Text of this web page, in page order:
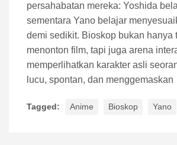
persahabatan mereka: Yoshida
sementara Yano belajar
demi sedikit. Bioskop bukan hanya
menonton film, tapi juga arena
memperlihatkan karakter asli
lucu, spontan, dan menggemaskan
Tagged: Anime Bioskop Yano